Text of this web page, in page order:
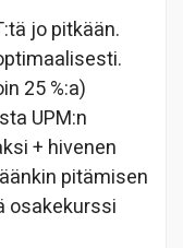
jo pitkään.
25 %:a)
UPM:n
+ hivenen
pitämisen
osakekurssi